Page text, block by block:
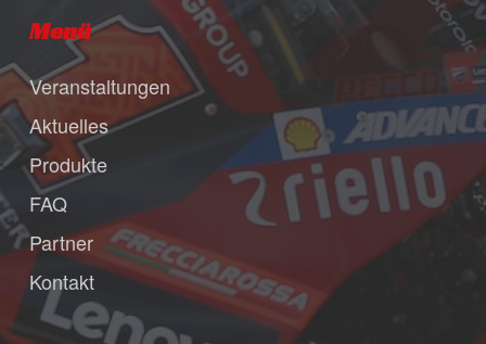
Menü
Veranstaltungen
Aktuelles
Produkte
FAQ
Partner
Kontakt